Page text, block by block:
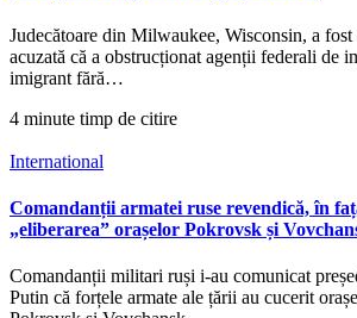
Judecătoare din Milwaukee, Wisconsin, a fost
acuzată că a obstrucționat agenții federali de
imigrant fără…
4 minute timp de citire
International
Comandanții armatei ruse revendică, în
„eliberarea” orașelor Pokrovsk și
Comandanții militari ruși i-au comunicat
Putin că forțele armate ale țării au cucerit